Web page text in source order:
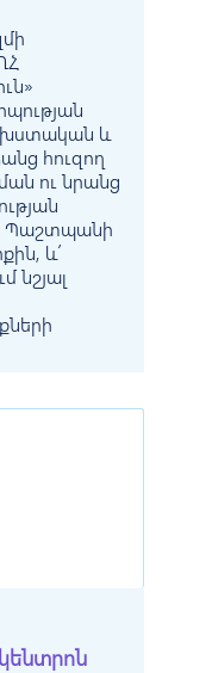
և
հուզող
ու նրանց
Պաշտպանի
և՛
նշյալ